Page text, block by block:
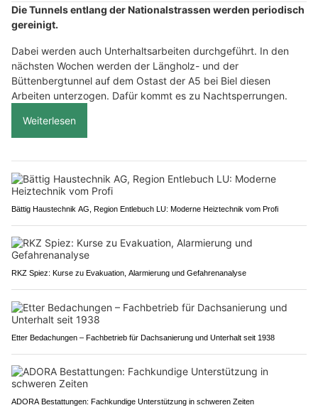
Die Tunnels entlang der Nationalstrassen werden periodisch
gereinigt.
Dabei werden auch Unterhaltsarbeiten durchgeführt. In den
nächsten Wochen werden der Längholz- und der
Büttenbergtunnel auf dem Ostast der A5 bei Biel diesen
Arbeiten unterzogen. Dafür kommt es zu Nachtsperrungen.
Weiterlesen
Bättig Haustechnik AG, Region Entlebuch LU: Moderne Heiztechnik vom Profi
RKZ Spiez: Kurse zu Evakuation, Alarmierung und Gefahrenanalyse
Etter Bedachungen – Fachbetrieb für Dachsanierung und Unterhalt seit 1938
ADORA Bestattungen: Fachkundige Unterstützung in schweren Zeiten